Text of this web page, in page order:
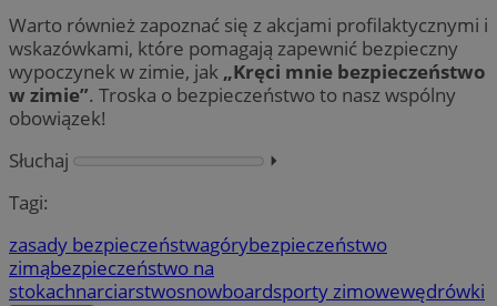
Warto również zapoznać się z akcjami profilaktycznymi i
wskazówkami, które pomagają zapewnić bezpieczny
wypoczynek w zimie, jak „Kręci mnie bezpieczeństwo
w zimie”. Troska o bezpieczeństwo to nasz wspólny
obowiązek!
Słuchaj
⏵︎
Tagi:
zasady bezpieczeństwagórybezpieczeństwo
zimąbezpieczeństwo na
stokachnarciarstwosnowboardsporty zimowewędrówki